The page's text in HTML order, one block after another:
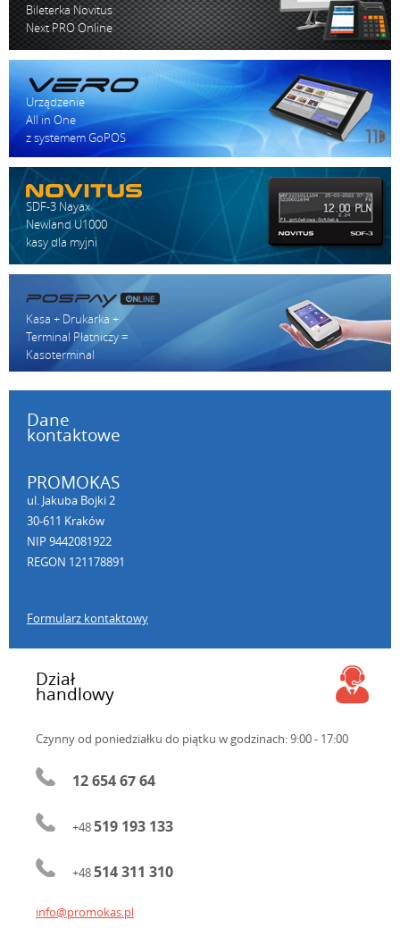
Bileterka Novitus
Next PRO Online
Urządzenie
All in One
z systemem GoPOS
SDF-3 Nayax
Newland U1000
kasy dla myjni
Kasa + Drukarka +
Terminal Płatniczy =
Kasoterminal
Dane
kontaktowe
PROMOKAS
ul. Jakuba Bojki 2
30-611 Kraków
NIP 9442081922
REGON 121178891
Formularz kontaktowy
Dział
handlowy
Czynny od poniedziałku do piątku w godzinach: 9:00 - 17:00
12 654 67 64
+48519 193 133
+48514 311 310
info@promokas.pl